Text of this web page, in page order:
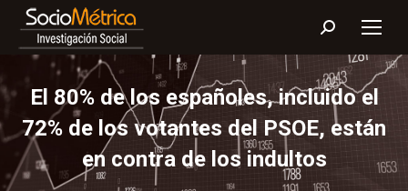
Buscar:
El 80% de los españoles, incluido el
72% de los votantes del PSOE, están
en contra de los indultos